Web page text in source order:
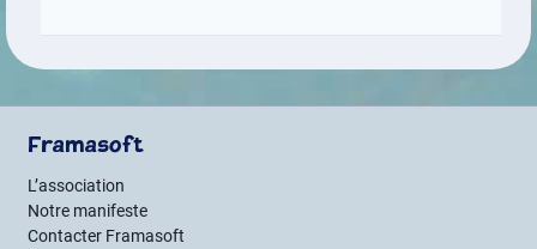
Framasoft
L’association
Notre manifeste
Contacter Framasoft